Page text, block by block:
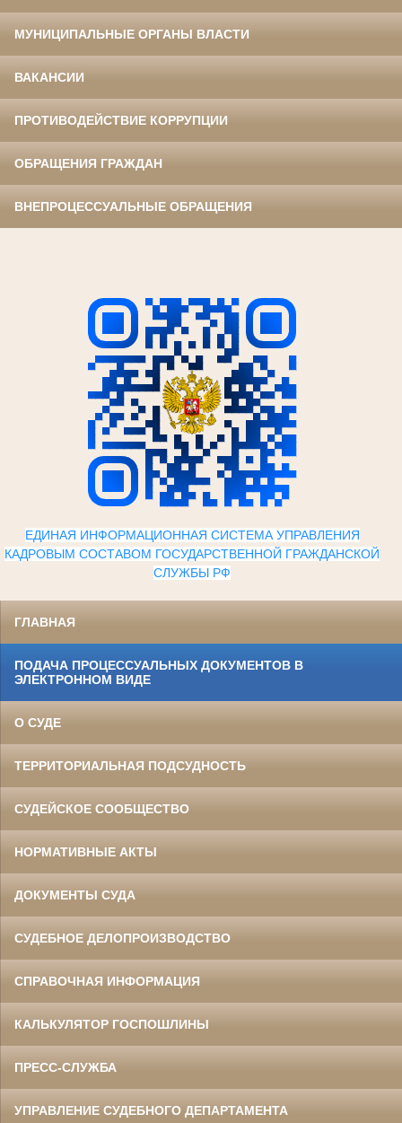
МУНИЦИПАЛЬНЫЕ ОРГАНЫ ВЛАСТИ
ВАКАНСИИ
ПРОТИВОДЕЙСТВИЕ КОРРУПЦИИ
ОБРАЩЕНИЯ ГРАЖДАН
ВНЕПРОЦЕССУАЛЬНЫЕ ОБРАЩЕНИЯ
ЕДИНАЯ ИНФОРМАЦИОННАЯ СИСТЕМА УПРАВЛЕНИЯ
КАДРОВЫМ СОСТАВОМ ГОСУДАРСТВЕННОЙ ГРАЖДАНСКОЙ
СЛУЖБЫ РФ
ГЛАВНАЯ
ПОДАЧА ПРОЦЕССУАЛЬНЫХ ДОКУМЕНТОВ В
ЭЛЕКТРОННОМ ВИДЕ
О СУДЕ
ТЕРРИТОРИАЛЬНАЯ ПОДСУДНОСТЬ
СУДЕЙСКОЕ СООБЩЕСТВО
НОРМАТИВНЫЕ АКТЫ
ДОКУМЕНТЫ СУДА
СУДЕБНОЕ ДЕЛОПРОИЗВОДСТВО
СПРАВОЧНАЯ ИНФОРМАЦИЯ
КАЛЬКУЛЯТОР ГОСПОШЛИНЫ
ПРЕСС-СЛУЖБА
УПРАВЛЕНИЕ СУДЕБНОГО ДЕПАРТАМЕНТА